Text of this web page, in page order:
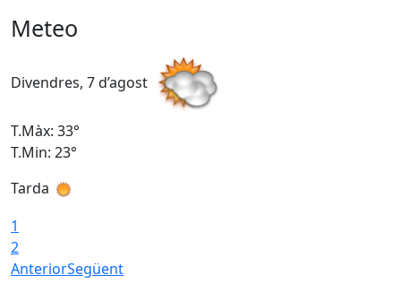
Meteo
Divendres, 7 d’agost
T.Màx: 33°
T.Min: 23°
Tarda
1
2
AnteriorSegüent